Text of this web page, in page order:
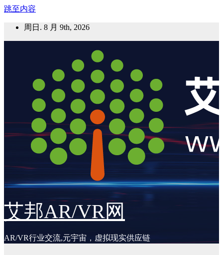
跳至内容
周日. 8 月 9th, 2026
艾邦AR/VR网
AR/VR行业交流,元宇宙，虚拟现实供应链